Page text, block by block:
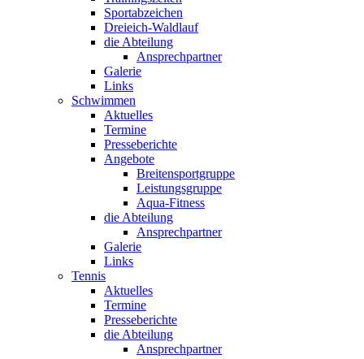
Sportabzeichen
Dreieich-Waldlauf
die Abteilung
Ansprechpartner
Galerie
Links
Schwimmen
Aktuelles
Termine
Presseberichte
Angebote
Breitensportgruppe
Leistungsgruppe
Aqua-Fitness
die Abteilung
Ansprechpartner
Galerie
Links
Tennis
Aktuelles
Termine
Presseberichte
die Abteilung
Ansprechpartner